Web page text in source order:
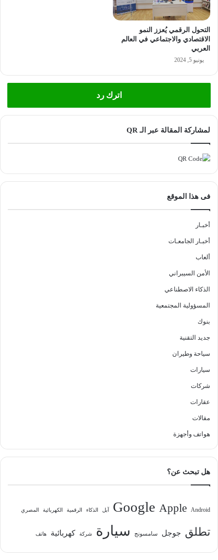
التحول الرقمي يُعزز النمو
الاقتصادي والاجتماعي في العالم
العربي
يونيو 5, 2024
اترك رد
لمشاركة المقالة عبر الـ QR
فى هذا الموقع
أخبـار
أخبـار الجامعـات
ألعاب
الأمن السيبراني
الذكاء الاصطناعي
المسؤولية المجتمعية
بنوك
جديد التقنية
سياحة وطيران
سيارات
شركات
عقارات
مقالات
هواتف وأجهزة
هل تبحث عن؟
Android
Apple
Google آبل الذكاء الرقمية الكهربائية المصري
تطلق جوجل سامسونج سيارة شركة كهربائية هاتف